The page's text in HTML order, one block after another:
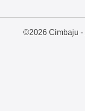
©2026 Cimbaju -